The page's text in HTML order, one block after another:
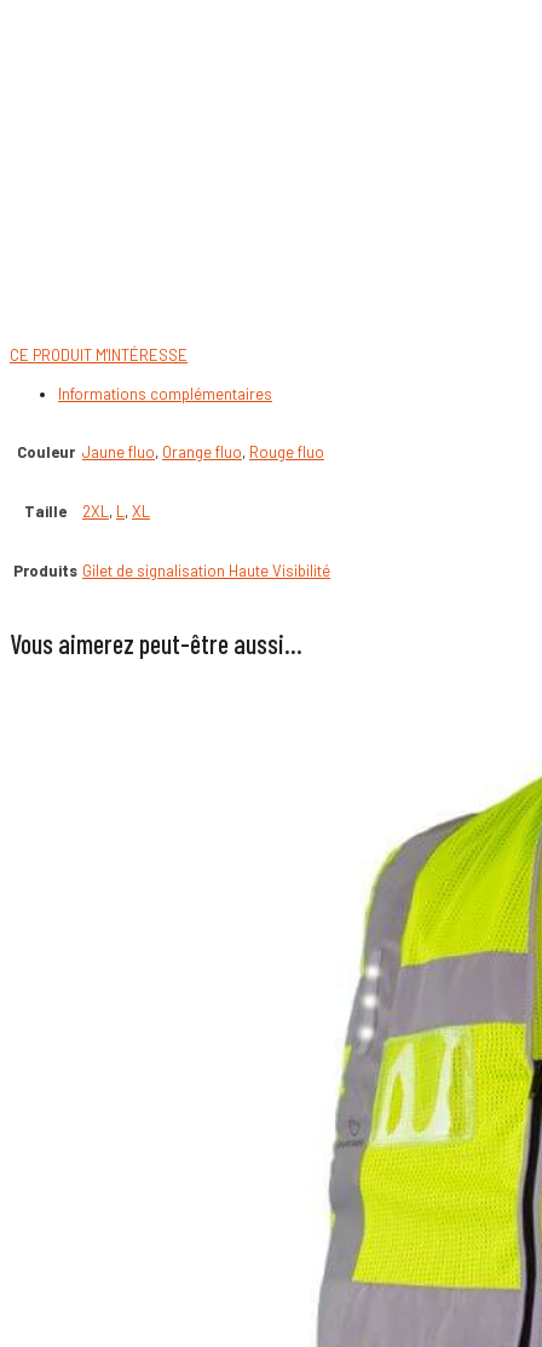
CE PRODUIT M'INTÉRESSE
Informations complémentaires
Couleur Jaune fluo, Orange fluo, Rouge fluo
Taille 2XL , L ,XL
Produits Gilet de signalisation Haute Visibilité
Vous aimerez peut-être aussi…